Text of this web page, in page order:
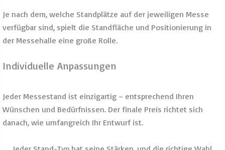
Ihrem Marketingziel ab. Wenn Sie sich unsicher sind,
sprechen Sie mit einem unserer Messebau-Experten –
wir beraten Sie gerne, wie Sie mit dem besten Stand-